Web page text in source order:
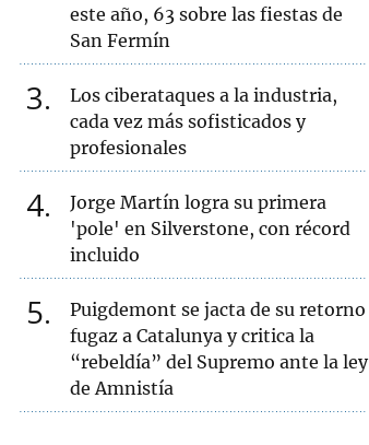
este año, 63 sobre las fiestas de
San Fermín
3
Los ciberataques a la industria,
cada vez más sofisticados y
profesionales
4
Jorge Martín logra su primera
'pole' en Silverstone, con récord
incluido
5
Puigdemont se jacta de su retorno
fugaz a Catalunya y critica la
“rebeldía” del Supremo ante la ley
de Amnistía